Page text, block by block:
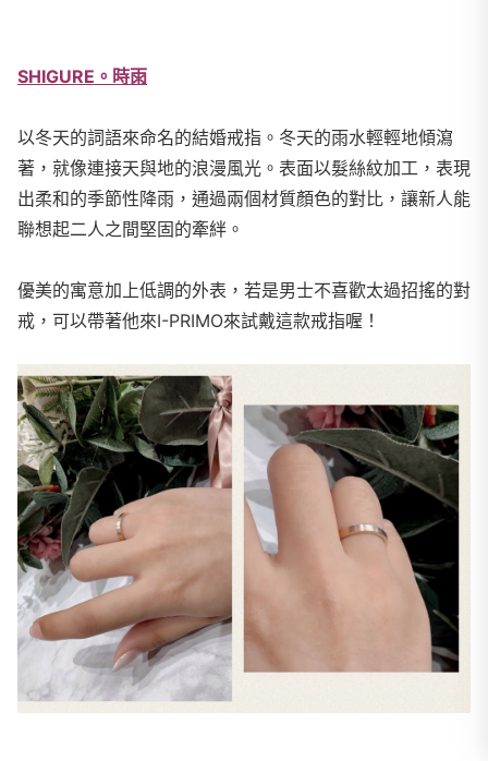
SHIGURE。時雨
以冬天的詞語來命名的結婚戒指。冬天的雨水輕輕地傾瀉
著，就像連接天與地的浪漫風光。表面以髮絲紋加工，表現
出柔和的季節性降雨，通過兩個材質顏色的對比，讓新人能
聯想起二人之間堅固的牽絆。
優美的寓意加上低調的外表，若是男士不喜歡太過招搖的對
戒，可以帶著他來I-PRIMO來試戴這款戒指喔！